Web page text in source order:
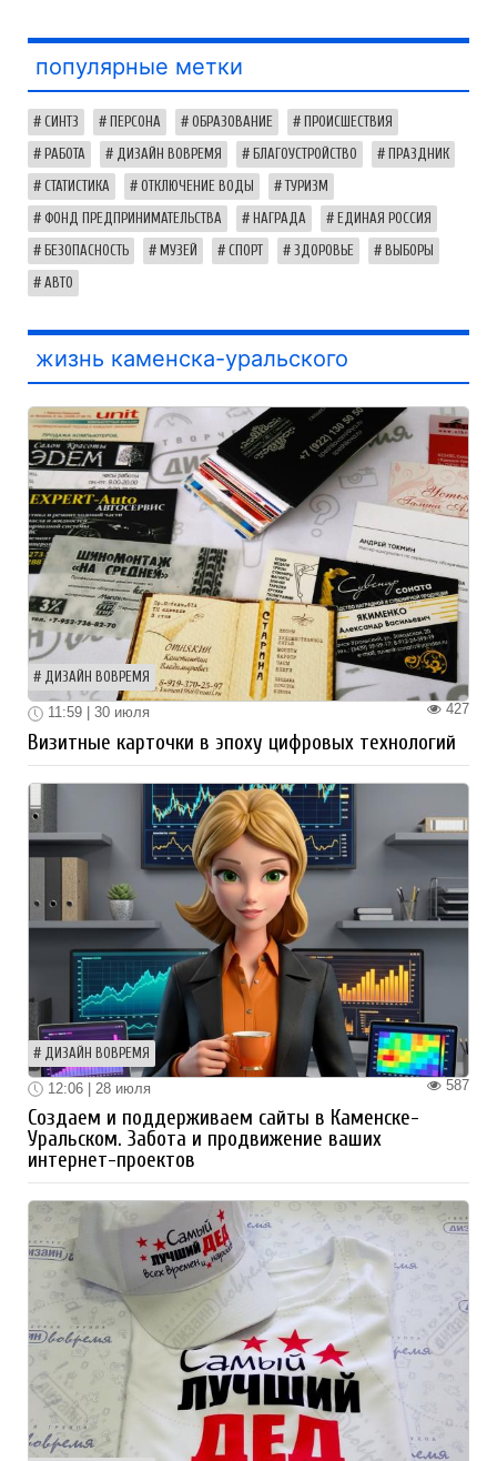
популярные метки
СИНТЗ ПЕРСОНА ОБРАЗОВАНИЕ ПРОИСШЕСТВИЯ
РАБОТА ДИЗАЙН ВОВРЕМЯ БЛАГОУСТРОЙСТВО ПРАЗДНИК
СТАТИСТИКА ОТКЛЮЧЕНИЕ ВОДЫ ТУРИЗМ
ФОНД ПРЕДПРИНИМАТЕЛЬСТВА НАГРАДА ЕДИНАЯ РОССИЯ
БЕЗОПАСНОСТЬ МУЗЕЙ СПОРТ ЗДОРОВЬЕ ВЫБОРЫ
АВТО
жизнь каменска-уральского
ДИЗАЙН ВОВРЕМЯ
427
11:59 | 30 июля
Визитные карточки в эпоху цифровых технологий
ДИЗАЙН ВОВРЕМЯ
587
12:06 | 28 июля
Создаем и поддерживаем сайты в Каменске-
Уральском. Забота и продвижение ваших
интернет-проектов